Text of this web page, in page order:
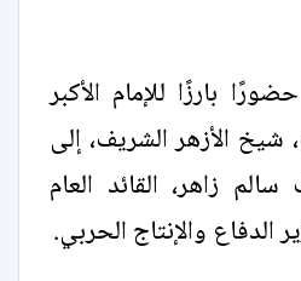
بارزًا للإمام الأكبر
شيخ الأزهر الشريف، إلى
زاهر، القائد العام
الدفاع والإنتاج الحربي.